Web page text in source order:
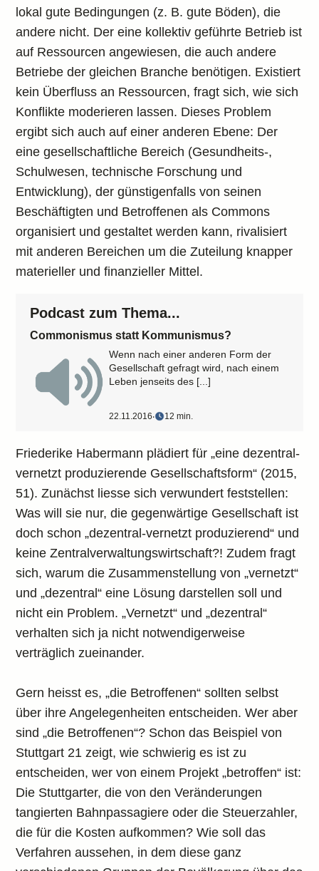
lokal gute Bedingungen (z. B. gute Böden), die
andere nicht. Der eine kollektiv geführte Betrieb ist
auf Ressourcen angewiesen, die auch andere
Betriebe der gleichen Branche benötigen. Existiert
kein Überfluss an Ressourcen, fragt sich, wie sich
Konflikte moderieren lassen. Dieses Problem
ergibt sich auch auf einer anderen Ebene: Der
eine gesellschaftliche Bereich (Gesundheits-,
Schulwesen, technische Forschung und
Entwicklung), der günstigenfalls von seinen
Beschäftigten und Betroffenen als Commons
organisiert und gestaltet werden kann, rivalisiert
mit anderen Bereichen um die Zuteilung knapper
materieller und finanzieller Mittel.
Podcast zum Thema...
Commonismus statt Kommunismus?
Wenn nach einer anderen Form der
Gesellschaft gefragt wird, nach einem
Leben jenseits des [...]
22.11.2016‧ 12 min.
Friederike Habermann plädiert für „eine dezentral-
vernetzt produzierende Gesellschaftsform“ (2015,
51). Zunächst liesse sich verwundert feststellen:
Was will sie nur, die gegenwärtige Gesellschaft ist
doch schon „dezentral-vernetzt produzierend“ und
keine Zentralverwaltungswirtschaft?! Zudem fragt
sich, warum die Zusammenstellung von „vernetzt“
und „dezentral“ eine Lösung darstellen soll und
nicht ein Problem. „Vernetzt“ und „dezentral“
verhalten sich ja nicht notwendigerweise
verträglich zueinander.
Gern heisst es, „die Betroffenen“ sollten selbst
über ihre Angelegenheiten entscheiden. Wer aber
sind „die Betroffenen“? Schon das Beispiel von
Stuttgart 21 zeigt, wie schwierig es ist zu
entscheiden, wer von einem Projekt „betroffen“ ist:
Die Stuttgarter, die von den Veränderungen
tangierten Bahnpassagiere oder die Steuerzahler,
die für die Kosten aufkommen? Wie soll das
Verfahren aussehen, in dem diese ganz